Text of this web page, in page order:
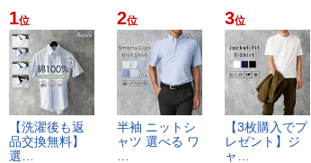
1位
【​洗​濯​後​も​返​
品​交​換​無​料​】​ ​
選​…
2位
半​袖​ ​ニ​ッ​ト​シ​
ャ​ツ​ ​選​べ​る​ ​ワ​
3位
【​3​枚​購​入​で​プ​
レ​ゼ​ン​ト​】​ジ​
ャ​…